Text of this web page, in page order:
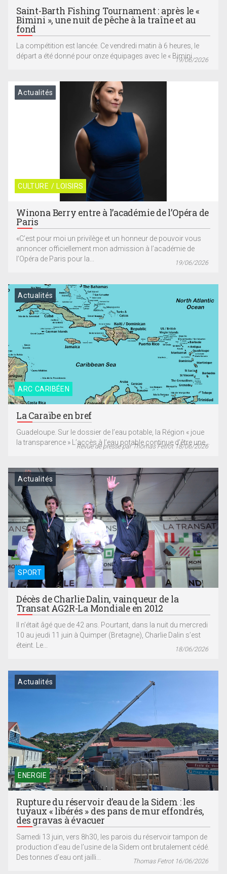
Saint-Barth Fishing Tournament : après le «
Bimini », une nuit de pêche à la traîne et au
fond
La compétition est lancée. Ce vendredi matin à 6 heures, le
départ a été donné pour onze équipages avec le « Bimini...
19/06/2026
CULTURE / LOISIRS
Actualités
Winona Berry entre à l’académie de l’Opéra de
Paris
«C’est pour moi un privilège et un honneur de pouvoir vous
annoncer officiellement mon admission à l’académie de
l’Opéra de Paris pour la...
19/06/2026
ARC CARIBÉEN
Actualités
La Caraïbe en bref
Guadeloupe. Sur le dossier de l’eau potable, la Région « joue
la transparence » L’accès à l’eau potable continue d’être une...
Revue de presse par Thomas Fetrot 18/06/2026
SPORT
Actualités
Décès de Charlie Dalin, vainqueur de la
Transat AG2R-La Mondiale en 2012
Il n’était âgé que de 42 ans. Pourtant, dans la nuit du mercredi
10 au jeudi 11 juin à Quimper (Bretagne), Charlie Dalin s’est
éteint. Le...
18/06/2026
ENERGIE
Actualités
Rupture du réservoir d’eau de la Sidem : les
tuyaux « libérés » des pans de mur effondrés,
des gravas à évacuer
Samedi 13 juin, vers 8h30, les parois du réservoir tampon de
production d’eau de l’usine de la Sidem ont brutalement cédé.
Des tonnes d’eau ont jailli...
Thomas Fetrot 16/06/2026